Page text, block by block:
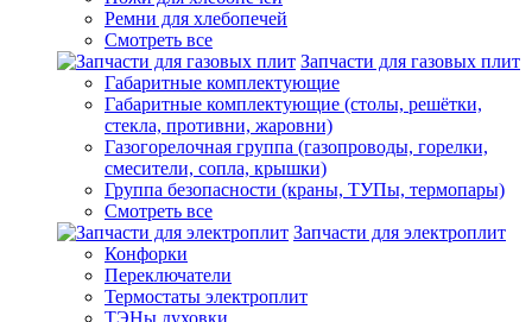
Ремни для хлебопечей
Смотреть все
Запчасти для газовых плит
Габаритные комплектующие
Габаритные комплектующие (столы, решётки,
стекла, противни, жаровни)
Газогорелочная группа (газопроводы, горелки,
смесители, сопла, крышки)
Группа безопасности (краны, ТУПы, термопары)
Смотреть все
Запчасти для электроплит
Конфорки
Переключатели
Термостаты электроплит
ТЭНы духовки